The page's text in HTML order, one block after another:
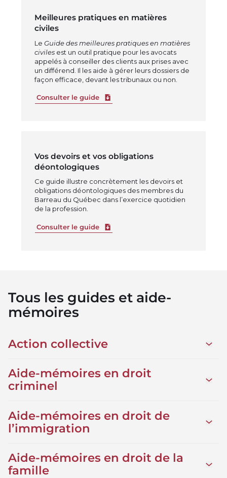
Meilleures pratiques en matières
civiles
Le Guide des meilleures pratiques en matières
civiles est un outil pratique pour les avocats
appelés à conseiller des clients aux prises avec
un différend. Il les aide à gérer leurs dossiers de
façon efficace, devant les tribunaux ou non.
Consulter le guide Télécharger le fichier
Vos devoirs et vos obligations
déontologiques
Ce guide illustre concrètement les devoirs et
obligations déontologiques des membres du
Barreau du Québec dans l’exercice quotidien
de la profession.
Consulter le guide Télécharger le fichier
Tous les guides et aide-
mémoires
Action collective
Aide-mémoires en droit
criminel
Aide-mémoires en droit de
l’immigration
Aide-mémoires en droit de la
famille